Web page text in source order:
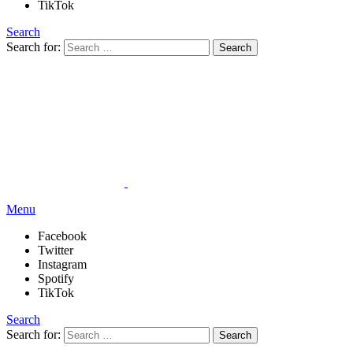
TikTok
Search
Search for:
Search
Menu
Facebook
Twitter
Instagram
Spotify
TikTok
Search
Search for:
Search